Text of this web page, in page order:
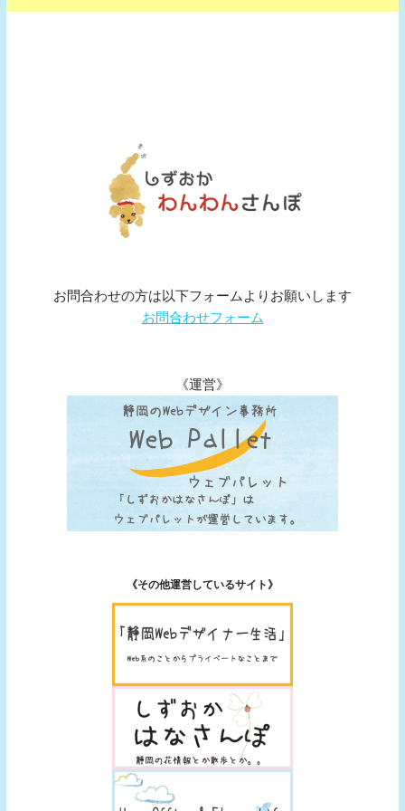
お問合わせの方は以下フォームよりお願いします
お問合わせフォーム
《運営》
《その他運営しているサイト》